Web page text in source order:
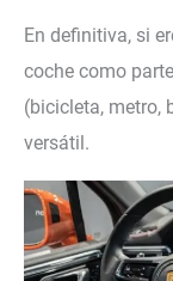
En definitiva, si
coche como
(bicicleta, metro,
versátil.